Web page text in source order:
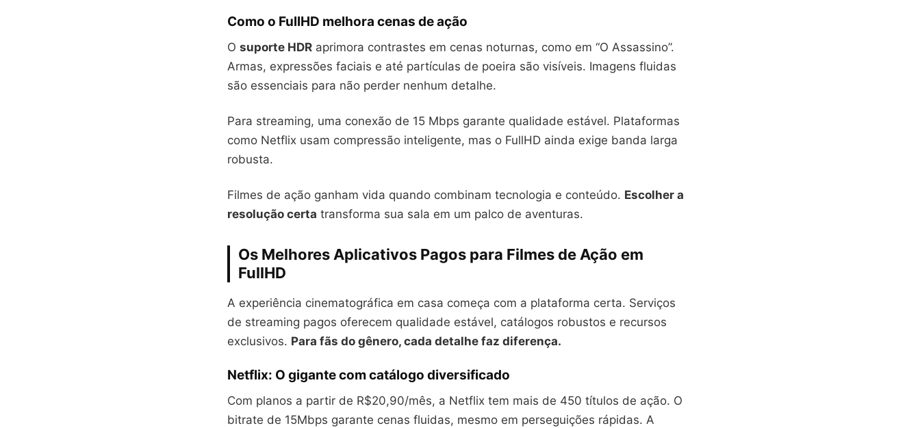
Como o FullHD melhora cenas de ação
O suporte HDR aprimora contrastes em cenas noturnas, como em “O Assassino”.
Armas, expressões faciais e até partículas de poeira são visíveis. Imagens fluidas
são essenciais para não perder nenhum detalhe.
Para streaming, uma conexão de 15 Mbps garante qualidade estável. Plataformas
como Netflix usam compressão inteligente, mas o FullHD ainda exige banda larga
robusta.
Filmes de ação ganham vida quando combinam tecnologia e conteúdo. Escolher a
resolução certa transforma sua sala em um palco de aventuras.
Os Melhores Aplicativos Pagos para Filmes de Ação em
FullHD
A experiência cinematográfica em casa começa com a plataforma certa. Serviços
de streaming pagos oferecem qualidade estável, catálogos robustos e recursos
exclusivos. Para fãs do gênero, cada detalhe faz diferença.
Netflix: O gigante com catálogo diversificado
Com planos a partir de R$20,90/mês, a Netflix tem mais de 450 títulos de ação. O
bitrate de 15Mbps garante cenas fluidas, mesmo em perseguições rápidas. A